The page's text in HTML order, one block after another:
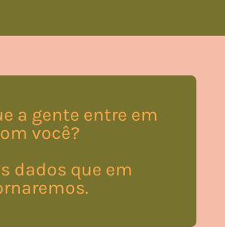
a gente entre em
você?
dados que em